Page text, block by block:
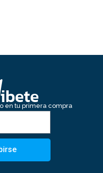
en tu primera compra